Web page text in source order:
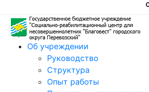
Об учреждении
Руководство
Структура
Опыт работы